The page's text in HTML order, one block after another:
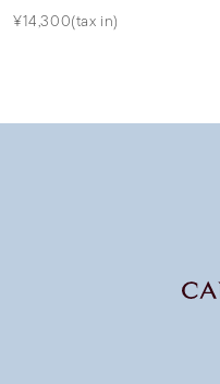
¥14,300(tax in)